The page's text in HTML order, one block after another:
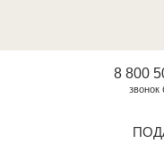
8 800
звонок